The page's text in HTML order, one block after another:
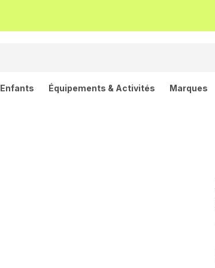
Enfants Équipements & Activités Marques